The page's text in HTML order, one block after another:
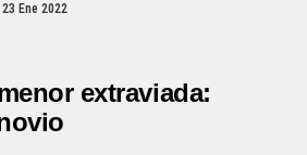
23 Ene 2022
extraviada: